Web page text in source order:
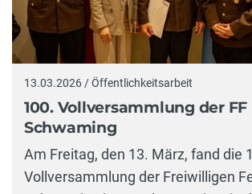
13.03.2026 / Öffentlichkeitsarbeit
100. Vollversammlung der FF
Schwaming
Am Freitag, den 13. März, fand die
Vollversammlung der Freiwilligen